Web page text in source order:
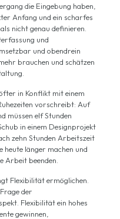
die Eingebung haben,
Anfang und ein scharfes
nicht genau definieren.
und
und obendrein
brauchen und schätzen
in Konflikt mit einem
vorschreibt: Auf
müssen elf Stunden
in einem Designprojekt
zehn Stunden Arbeitszeit
heute länger machen und
Arbeit beenden.
Flexibilität ermöglichen.
der
Flexibilität ein hohes
gewinnen,